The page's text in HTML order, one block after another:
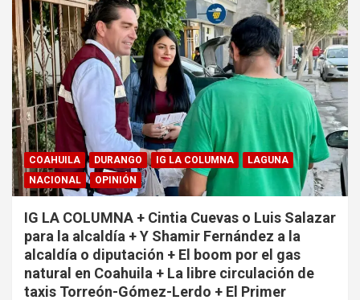
COAHUILA DURANGO IG LA COLUMNA
LAGUNA
NACIONAL
OPINIÓN
IG LA COLUMNA + Cintia Cuevas o Luis Salazar
para la alcaldía + Y Shamir Fernández a la
alcaldía o diputación + El boom por el gas
natural en Coahuila + La libre circulación de
taxis Torreón-Gómez-Lerdo + El Primer